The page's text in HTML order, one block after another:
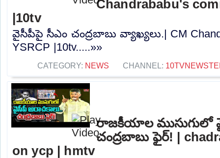
Chandrababu's
|10tv
వైసీపీపై సీఎం చంద్రబాబు వ్యాఖ్యలు.| CM
YSRCP |10tv.....»»
CATEGORY: NEWS CHANNEL:
రాజకీయాల ముసుగులో
చంద్రబాబు ఫైర్! |
on ycp | hmtv